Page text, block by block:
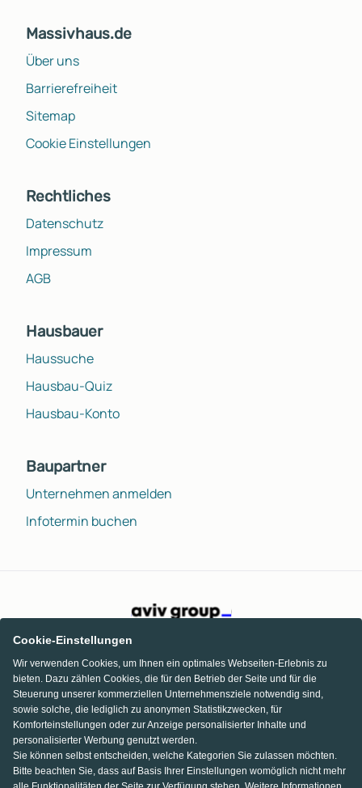
Massivhaus.de
Über uns
Barrierefreiheit
Sitemap
Cookie Einstellungen
Rechtliches
Datenschutz
Impressum
AGB
Hausbauer
Haussuche
Hausbau-Quiz
Hausbau-Konto
Baupartner
Unternehmen anmelden
Infotermin buchen
Cookie-Einstellungen
Wir verwenden Cookies, um Ihnen ein optimales Webseiten-Erlebnis zu
bieten. Dazu zählen Cookies, die für den Betrieb der Seite und für die
Steuerung unserer kommerziellen Unternehmensziele notwendig sind,
sowie solche, die lediglich zu anonymen Statistikzwecken, für
Komforteinstellungen oder zur Anzeige personalisierter Inhalte und
personalisierter Werbung genutzt werden.
Sie können selbst entscheiden, welche Kategorien Sie zulassen möchten.
Bitte beachten Sie, dass auf Basis Ihrer Einstellungen womöglich nicht mehr